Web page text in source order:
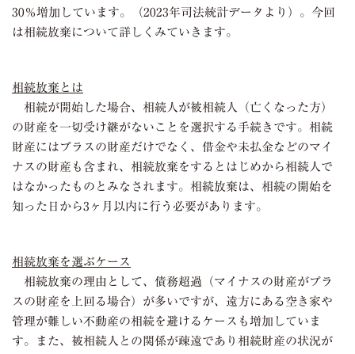
30％増加しています。（2023年司法統計データより）。今回
は相続放棄について詳しくみていきます。
相続放棄とは
相続が開始した場合、相続人が被相続人（亡くなった方）
の財産を一切受け継がないことを選択する手続きです。相続
財産にはプラスの財産だけでなく、借金や未払金などのマイ
ナスの財産も含まれ、相続放棄をするとはじめから相続人で
はなかったものとみなされます。相続放棄は、相続の開始を
知った日から3 ヶ月以内に行う必要があります。
相続放棄を選ぶケース
相続放棄の理由として、債務超過（マイナスの財産がプラ
スの財産を上回る場合）が多いですが、遠方にある空き家や
管理が難しい不動産の相続を避けるケースも増加していま
す。また、被相続人との関係が疎遠であり相続財産の状況が